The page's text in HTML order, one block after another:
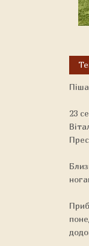
23